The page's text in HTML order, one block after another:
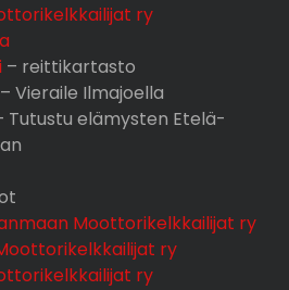
ry
– reittikartasto
– Vieraile Ilmajoella
Tutustu elämysten Etelä-
Moottorikelkkailijat ry
ry
ry